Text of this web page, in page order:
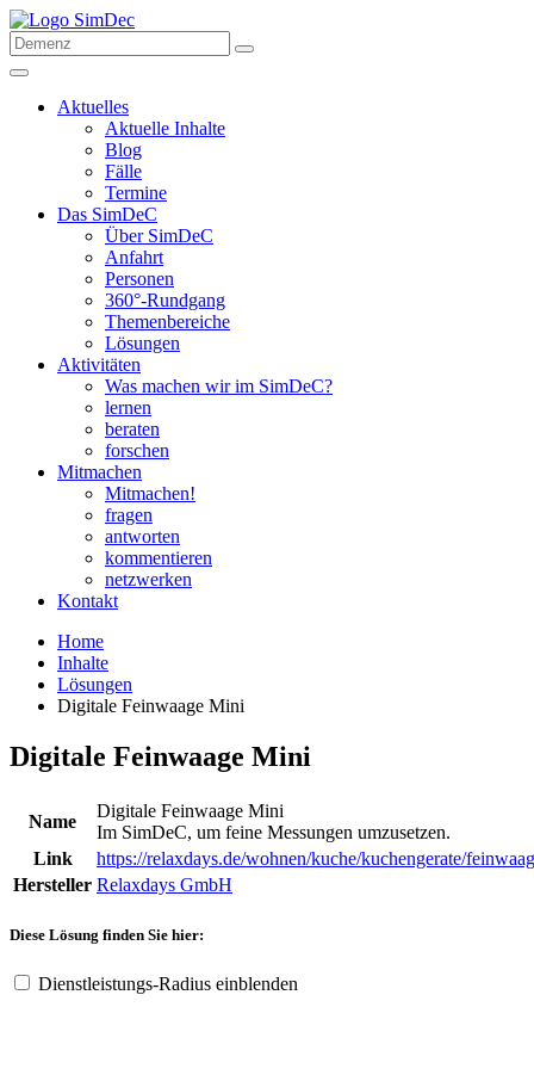
Aktuelles
Aktuelle Inhalte
Blog
Fälle
Termine
Das SimDeC
Über SimDeC
Anfahrt
Personen
360°-Rundgang
Themenbereiche
Lösungen
Aktivitäten
Was machen wir im SimDeC?
lernen
beraten
forschen
Mitmachen
Mitmachen!
fragen
antworten
kommentieren
netzwerken
Kontakt
Home
Inhalte
Lösungen
Digitale Feinwaage Mini
Digitale Feinwaage Mini
Name
Digitale Feinwaage Mini
Im SimDeC, um feine Messungen umzusetzen.
Link
https://relaxdays.de/wohnen/kuche/kuchengerate/
Hersteller Relaxdays GmbH
Diese Lösung finden Sie hier:
Dienstleistungs-Radius einblenden